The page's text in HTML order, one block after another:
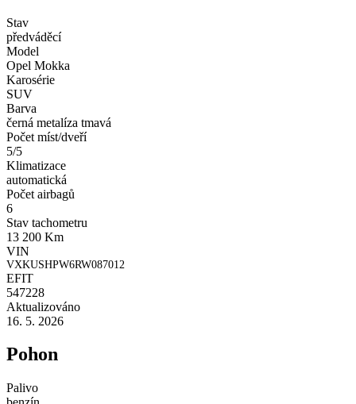
Stav
předváděcí
Model
Opel Mokka
Karosérie
SUV
Barva
černá metalíza tmavá
Počet míst/dveří
5/5
Klimatizace
automatická
Počet airbagů
6
Stav tachometru
13 200 Km
VIN
VXKUSHPW6RW087012
EFIT
547228
Aktualizováno
16. 5. 2026
Pohon
Palivo